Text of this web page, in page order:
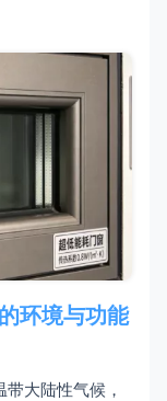
环境与功能
大陆性气候，